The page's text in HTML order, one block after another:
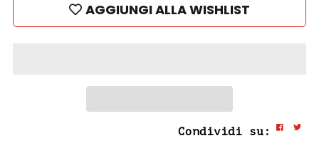
AGGIUNGI ALLA WISHLIST
Condividi su: